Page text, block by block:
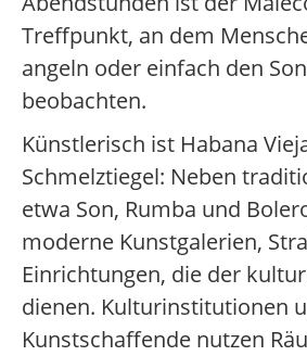
Treffpunkt, an dem
angeln oder einfach den
beobachten.
Künstlerisch ist Habana
Schmelztiegel: Neben
etwa Son, Rumba und
moderne Kunstgalerien,
Einrichtungen, die der
dienen. Kulturinstitutionen
Kunstschaffende nutzen